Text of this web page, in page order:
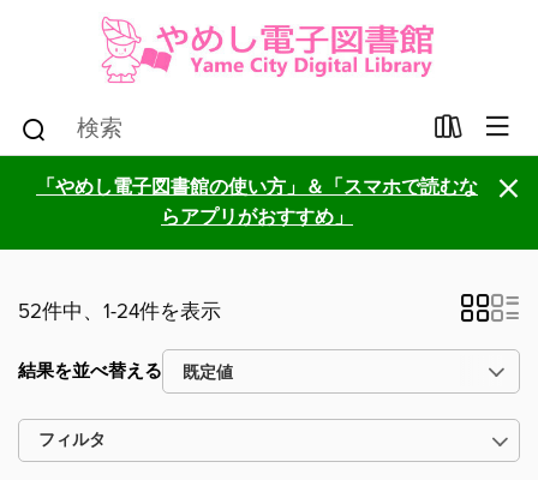
「やめし電子図書館の使い方」＆「スマホで読むな
らアプリがおすすめ」
×
52件中、1-24件を表示
結果を並べ替える
フィルタ